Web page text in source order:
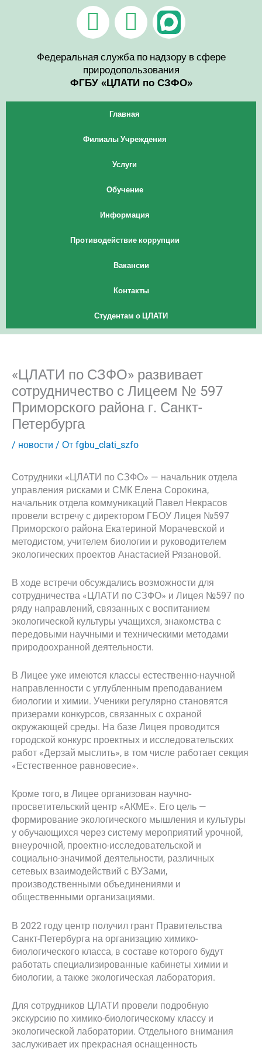
V
k
T
e
l
e
g
r
a
m
Федеральная служба по надзору в сфере
природопользования
ФГБУ «ЦЛАТИ по СЗФО»
Главная
Филиалы Учреждения
Услуги
Обучение
Информация
Противодействие коррупции
Вакансии
Контакты
Студентам о ЦЛАТИ
«ЦЛАТИ по СЗФО» развивает
сотрудничество с Лицеем № 597
Приморского района г. Санкт-
Петербурга
/ новости / От fgbu_clati_szfo
Сотрудники «ЦЛАТИ по СЗФО» — начальник отдела
управления рисками и СМК Елена Сорокина,
начальник отдела коммуникаций Павел Некрасов
провели встречу с директором ГБОУ Лицея №597
Приморского района Екатериной Морачевской и
методистом, учителем биологии и руководителем
экологических проектов Анастасией Рязановой.
В ходе встречи обсуждались возможности для
сотрудничества «ЦЛАТИ по СЗФО» и Лицея №597 по
ряду направлений, связанных с воспитанием
экологической культуры учащихся, знакомства с
передовыми научными и техническими методами
природоохранной деятельности.
В Лицее уже имеются классы естественно-научной
направленности с углубленным преподаванием
биологии и химии. Ученики регулярно становятся
призерами конкурсов, связанных с охраной
окружающей среды. На базе Лицея проводится
городской конкурс проектных и исследовательских
работ «Дерзай мыслить», в том числе работает секция
«Естественное равновесие».
Кроме того, в Лицее организован научно-
просветительский центр «АКМЕ». Его цель —
формирование экологического мышления и культуры
у обучающихся через систему мероприятий урочной,
внеурочной, проектно-исследовательской и
социально-значимой деятельности, различных
сетевых взаимодействий с ВУЗами,
производственными объединениями и
общественными организациями.
В 2022 году центр получил грант Правительства
Санкт-Петербурга на организацию химико-
биологического класса, в составе которого будут
работать специализированные кабинеты химии и
биологии, а также экологическая лаборатория.
Для сотрудников ЦЛАТИ провели подробную
экскурсию по химико-биологическому классу и
экологической лаборатории. Отдельного внимания
заслуживает их прекрасная оснащенность